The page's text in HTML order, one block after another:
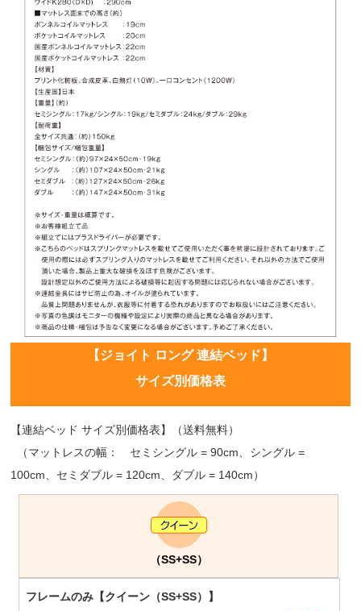
【ジョイト ロング 連結ベッド】
サイズ別価格表
【連結ベッド サイズ別価格表】（送料無料）
（マットレスの幅： セミシングル = 90cm、シングル =
100cm、セミダブル = 120cm、ダブル = 140cm）
（SS+SS）